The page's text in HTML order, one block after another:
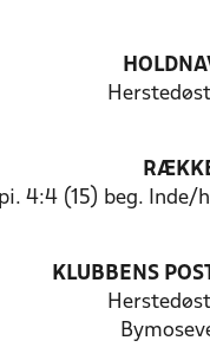
4:4 (15) beg. Inde/
KLUBBENS